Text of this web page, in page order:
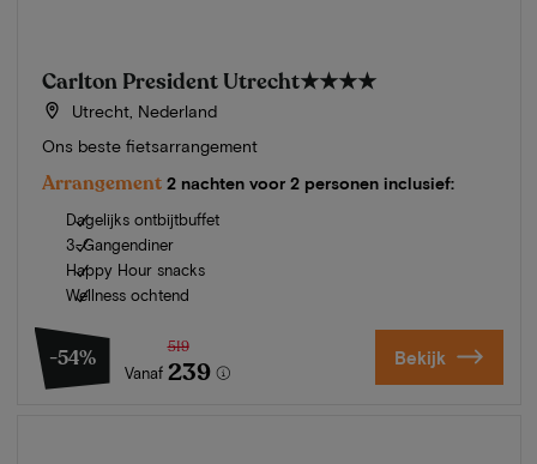
Carlton President Utrecht★★★★
Utrecht, Nederland
Ons beste fietsarrangement
Arrangement 2 nachten voor 2 personen inclusief:
Dagelijks ontbijtbuffet
3-Gangendiner
Happy Hour snacks
Wellness ochtend
-54%
Vanaf
519
239 Bekijk